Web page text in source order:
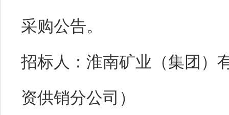
采购公告。
招标人：淮南矿业（集团）
资供销分公司）